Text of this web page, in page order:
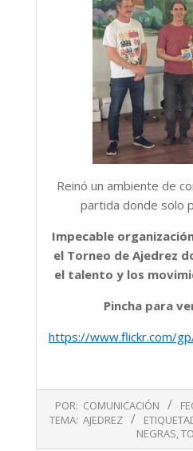
Reinó un ambiente de
partida donde solo
Impecable
el Torneo de Ajedrez
el talento y los
Pincha para
https://www.flickr.com/
05-
POR: COMUNICACIÓN
TEMA: AJEDREZ
NEGRAS,